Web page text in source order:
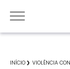
INÍCIO VIOLÊNCIA